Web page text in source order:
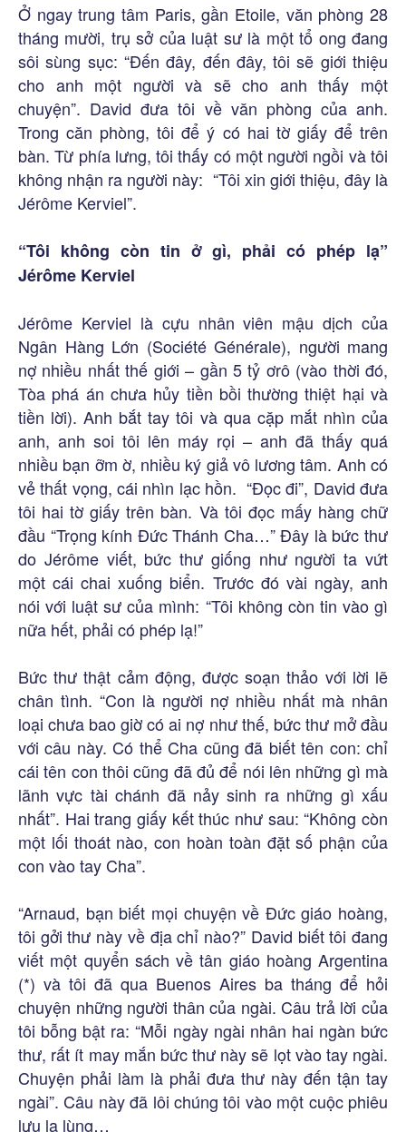
Ở ngay trung tâm Paris, gần Etoile, văn phòng 28
tháng mười, trụ sở của luật sư là một tổ ong đang
sôi sùng sục: “Đến đây, đến đây, tôi sẽ giới thiệu
cho anh một người và sẽ cho anh thấy một
chuyện”. David đưa tôi về văn phòng của anh.
Trong căn phòng, tôi để ý có hai tờ giấy để trên
bàn. Từ phía lưng, tôi thấy có một người ngồi và tôi
không nhận ra người này: “Tôi xin giới thiệu, đây là
Jérôme Kerviel”.
“Tôi không còn tin ở gì, phải có phép lạ”
Jérôme Kerviel
Jérôme Kerviel là cựu nhân viên mậu dịch của
Ngân Hàng Lớn (Société Générale), người mang
nợ nhiều nhất thế giới – gần 5 tỷ ơrô (vào thời đó,
Tòa phá án chưa hủy tiền bồi thường thiệt hại và
tiền lời). Anh bắt tay tôi và qua cặp mắt nhìn của
anh, anh soi tôi lên máy rọi – anh đã thấy quá
nhiều bạn ỡm ờ, nhiều ký giả vô lương tâm. Anh có
vẻ thất vọng, cái nhìn lạc hồn. “Đọc đi”, David đưa
tôi hai tờ giấy trên bàn. Và tôi đọc mấy hàng chữ
đầu “Trọng kính Đức Thánh Cha…” Đây là bức thư
do Jérôme viết, bức thư giống như người ta vứt
một cái chai xuống biển. Trước đó vài ngày, anh
nói với luật sư của mình: “Tôi không còn tin vào gì
nữa hết, phải có phép lạ!”
Bức thư thật cảm động, được soạn thảo với lời lẽ
chân tình. “Con là người nợ nhiều nhất mà nhân
loại chưa bao giờ có ai nợ như thế, bức thư mở đầu
với câu này. Có thể Cha cũng đã biết tên con: chỉ
cái tên con thôi cũng đã đủ để nói lên những gì mà
lãnh vực tài chánh đã nảy sinh ra những gì xấu
nhất”. Hai trang giấy kết thúc như sau: “Không còn
một lối thoát nào, con hoàn toàn đặt số phận của
con vào tay Cha”.
“Arnaud, bạn biết mọi chuyện về Đức giáo hoàng,
tôi gởi thư này về địa chỉ nào?” David biết tôi đang
viết một quyển sách về tân giáo hoàng Argentina
(*) và tôi đã qua Buenos Aires ba tháng để hỏi
chuyện những người thân của ngài. Câu trả lời của
tôi bỗng bật ra: “Mỗi ngày ngài nhân hai ngàn bức
thư, rất ít may mắn bức thư này sẽ lọt vào tay ngài.
Chuyện phải làm là phải đưa thư này đến tận tay
ngài”. Câu này đã lôi chúng tôi vào một cuộc phiêu
lưu lạ lùng…